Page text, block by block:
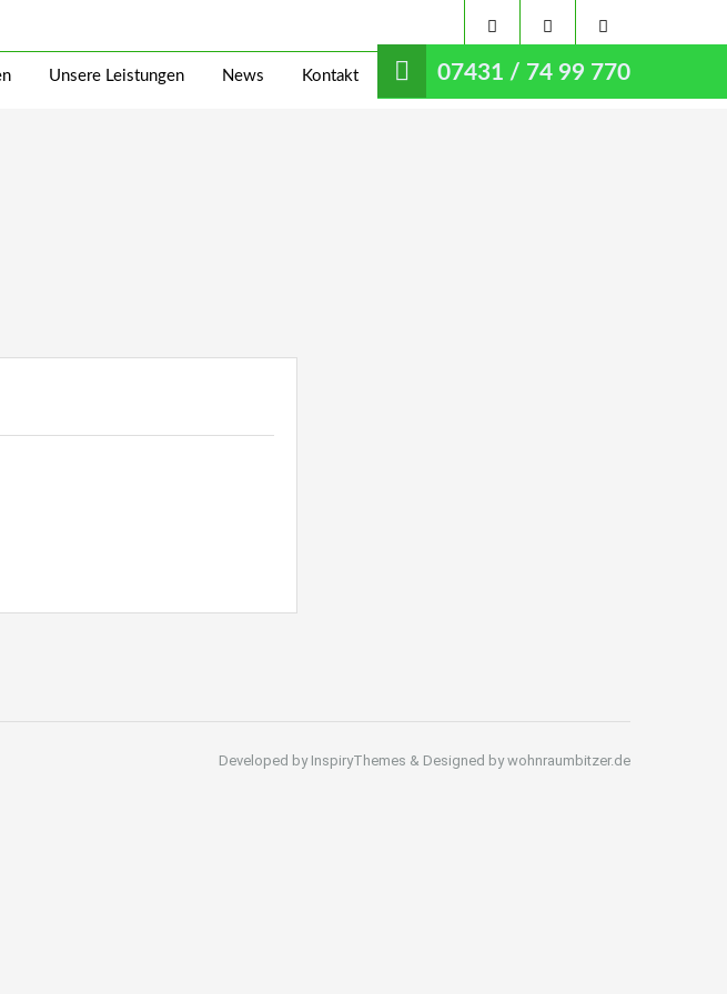
07431 / 74 99 770
Unsere Leistungen News Kontakt
Developed by InspiryThemes & Designed by wohnraumbitzer.de